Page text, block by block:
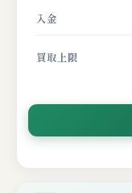
入金
買取上限